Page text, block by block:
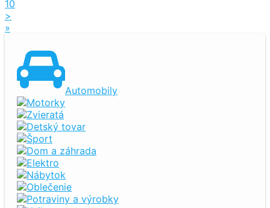
10
>
»
Automobily
Motorky
Zvieratá
Detský tovar
Šport
Dom a záhrada
Elektro
Nábytok
Oblečenie
Potraviny a výrobky